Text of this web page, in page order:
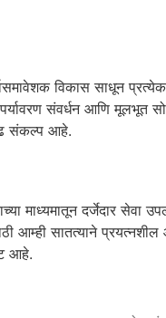
विकास साधून
संवर्धन आणि
संकल्प आहे.
माध्यमातून दर्जेदार
आम्ही सातत्याने
आहे.